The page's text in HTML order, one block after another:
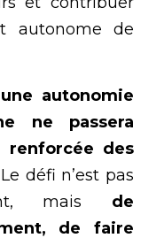
autonome de
autonomie
ne passera
renforcée des
défi n’est pas
mais de
de faire